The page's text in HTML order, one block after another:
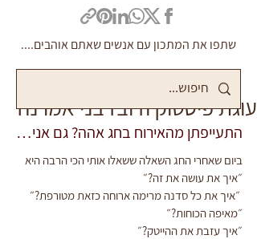
שתפו את המתכון עם אנשים שאתם אוהבים....
עוגת פיסטוק ודובדבני אמרנה
התעייפתן מהאירוח בחג אהה? גם אני…
ביום שאחרי החג השאלה ששאלו אותי הכי הרבה היא
״איך את עושה את זה?״
״מאיפה הכוחות?״
״איך עזבת את ההייטק?״